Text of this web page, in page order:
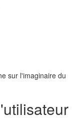
sur l'imaginaire du